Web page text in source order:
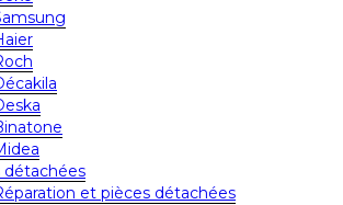
détachées
et pièces détachées